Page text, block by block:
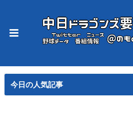
今日の人気記事